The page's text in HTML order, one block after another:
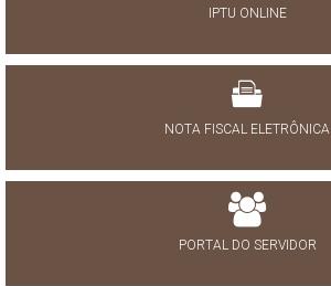
IPTU ONLINE
NOTA FISCAL ELETRÔNICA
PORTAL DO SERVIDOR